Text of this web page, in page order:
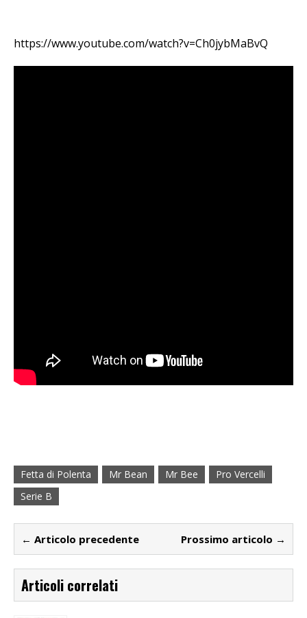
https://www.youtube.com/watch?v=Ch0jybMaBvQ
Fetta di Polenta Mr Bean Mr Bee
Pro Vercelli
Serie B
← Articolo precedente Prossimo articolo →
Articoli correlati